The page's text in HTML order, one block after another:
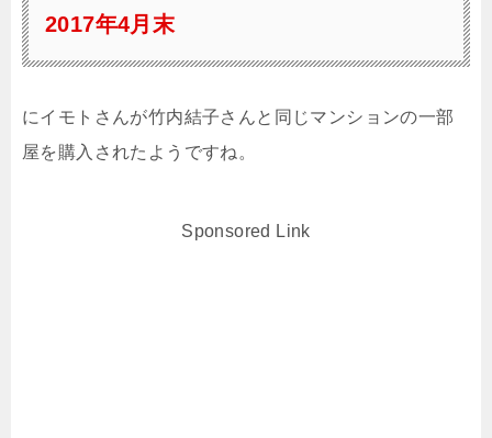
2017年4月末
にイモトさんが竹内結子さんと同じマンションの一部
屋を購入されたようですね。
Sponsored Link